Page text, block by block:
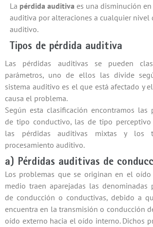
La pérdida auditiva es una disminución
auditiva por alteraciones a cualquier nivel
auditivo.
Tipos de pérdida auditiva
Las pérdidas auditivas se pueden
parámetros, uno de ellos las divide
sistema auditivo es el que está afectado y
causa el problema.
Según esta clasificación encontramos las
de tipo conductivo, las de tipo perceptivo
las pérdidas auditivas mixtas y los
procesamiento auditivo.
a) Pérdidas auditivas de
Los problemas que se originan en el
medio traen aparejadas las denominadas
de conducción o conductivas, debido a
encuentra en la transmisión o conducción
oído externo hacia el oído interno. Dichos